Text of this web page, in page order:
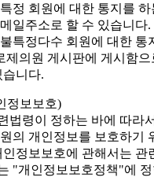
정 회원에 대한 통지를 하
일주소로 할 수 있습니다.
특정다수 회원에 대한 통
제의원 게시판에 게시함으
니다.
정보보호)
법령이 정하는 바에 따라
의 개인정보를 보호하기
정보보호에 관해서는 관
"개인정보보호정책"에 정